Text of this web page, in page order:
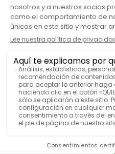
MATERIAL
PRODUCTOS
SE PUEDE LAVAR EN
VER MÁS FUNCIONES